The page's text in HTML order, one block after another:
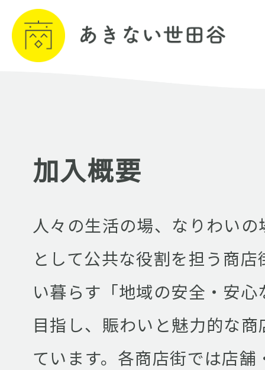
加入概要
人々の生活の場、なりわい
として公共な役割を担う商
い暮らす「地域の安全・安
目指し、賑わいと魅力的な
ています。各商店街では店